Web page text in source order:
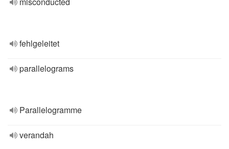
fehlgeleitet
parallelograms
Parallelogramme
verandah